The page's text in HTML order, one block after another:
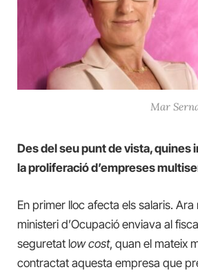
Mar
Des del seu punt de vista, quines
la proliferació d’empreses
En primer lloc afecta els salaris.
ministeri d’Ocupació enviava al
seguretat low cost, quan el mateix
contractat aquesta empresa que